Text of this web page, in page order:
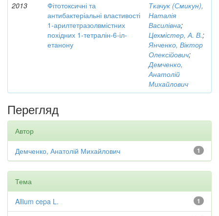
2013
Фітотоксичні та
антибактеріальні властивості
1-арилтетразолвмістних
похідних 1-тетралін-6-іл-
етанону
Ткачук (Смикун),
Наталія
Василівна;
Цехмістер, А. В.;
Янченко, Віктор
Олексійович;
Демченко,
Анатолій
Михайлович
Перегляд
Автор
1
Демченко, Анатолій Михайлович
Тема
1
Allium cepa L.